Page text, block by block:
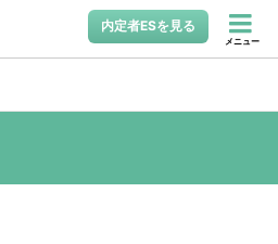
内定者ESを見る
メニュー